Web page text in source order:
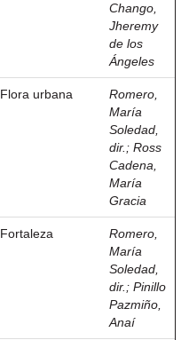
Chango,
Jheremy
de los
Ángeles
Flora urbana
Romero,
María
Soledad,
dir. ; Ross
Cadena,
María
Gracia
Fortaleza
Romero,
María
Soledad,
dir. ; Pinillo
Pazmiño,
Anaí